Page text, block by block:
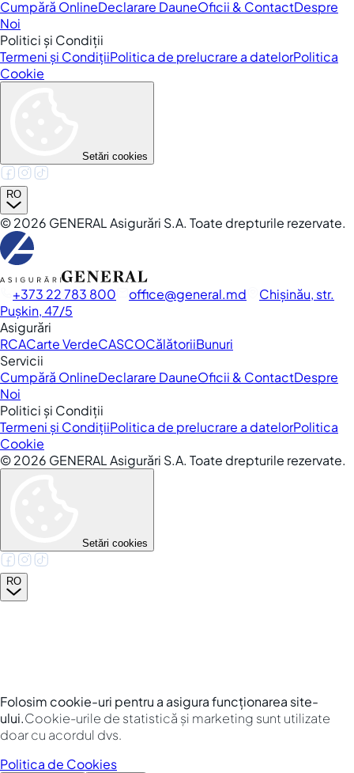
Cumpără OnlineDeclarare DauneOficii & ContactDespre
Noi
Politici și Condiții
Termeni și CondițiiPolitica de prelucrare a datelorPolitica
Cookie
Setări cookies
RO
©2026 GENERAL Asigurări S.A. Toate drepturile rezervate.
+373 22 783 800 office general.md
Chișinău, str.
Pușkin, 47/5
Asigurări
RCACarte VerdeCASCOCălătoriiBunuri
Servicii
Cumpără OnlineDeclarare DauneOficii & ContactDespre
Noi
Politici și Condiții
Termeni și CondițiiPolitica de prelucrare a datelorPolitica
Cookie
©2026 GENERAL Asigurări S.A. Toate drepturile rezervate.
Setări cookies
RO
Folosim cookie-uri pentru a asigura funcționarea site-
ului.Cookie-urile de statistică și marketing sunt utilizate
doar cu acordul dvs.
Politica de Cookies